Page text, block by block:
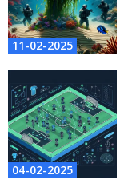
11-02-2025
04-02-2025